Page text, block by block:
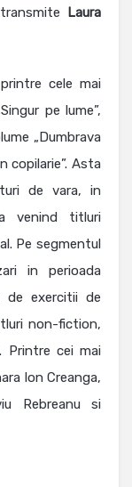
Laura
cele mai
pe lume”,
„Dumbrava
copilarie”. Asta
de vara, in
venind titluri
Pe segmentul
in perioada
de exercitii de
non-fiction,
Printre cei mai
Ion Creanga,
Rebreanu si